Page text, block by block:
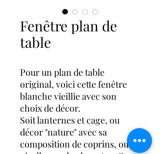
Fenêtre plan de
table
Pour un plan de table
original, voici cette fenêtre
blanche vieillie avec son
choix de décor.
Soit lanternes et cage, ou
décor "nature" avec sa
composition de coprins, ou de